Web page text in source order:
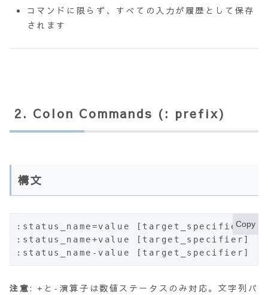
コマンドに限らず、すべての入力が履歴として保存
されます
2. Colon Commands (: prefix)
構文
:status_name=value [target_specifier]  # 数
:status_name+value [target_specifier]  #
:status_name-value [target_specifier]  #
Copy
注意:+ と - 演算子は数値ステータスのみ対応。文字列パ